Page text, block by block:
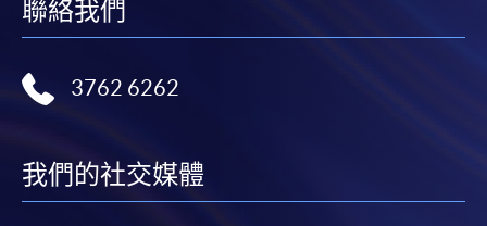
聯絡我們
3762 6262
我們的社交媒體